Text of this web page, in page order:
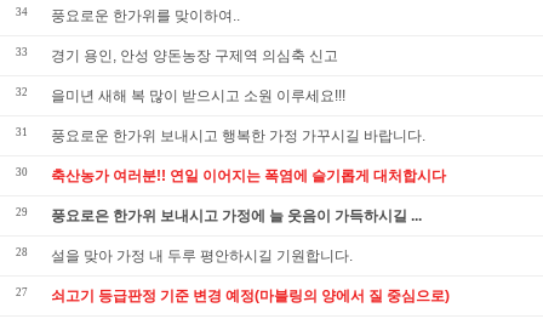
34 풍요로운 한가위를 맞이하여..
33 경기 용인, 안성 양돈농장 구제역 의심축 신고
32 을미년 새해 복 많이 받으시고 소원 이루세요!!!
31 풍요로운 한가위 보내시고 행복한 가정 가꾸시길 바랍니다.
30 축산농가 여러분!! 연일 이어지는 폭염에 슬기롭게 대처합시다
29 풍요로은 한가위 보내시고 가정에 늘 웃음이 가득하시길 ...
28 설을 맞아 가정 내 두루 평안하시길 기원합니다.
27 쇠고기 등급판정 기준 변경 예정(마블링의 양에서 질 중심으로)